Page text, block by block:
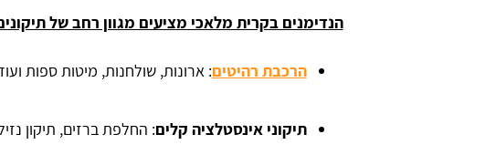
הנדימנים בקרית מלאכי מציעים מגוון רחב של
הרכבת רהיטים: ארונות, שולחנות, מיטות ספות
תיקוני אינסטלציה קלים: החלפת ברזים, תיקון